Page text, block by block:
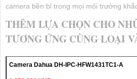
camera bền bỉ trong mọi môi trường
THÊM LỰA CHỌN CHO
TƯƠNG ỨNG CÙNG LOẠI
Camera Dahua DH-IPC-HFW1431TC1-A